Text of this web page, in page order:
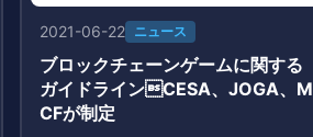
2021-06-22 ニュース
ブロックチェーンゲームに関する
ガイドラインCESA、JOGA、M
CFが制定